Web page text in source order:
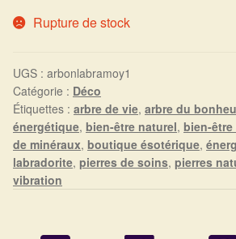
Déco
Cadeaux de naissance
Ésotérisme : les pratiques spirituelles
Rupture de stock
UGS : arbonlabramoy1
Catégorie : Déco
Étiquettes : arbre de vie, arbre du
énergétique, bien-être naturel, bien-
de minéraux, boutique ésotérique,
labradorite, pierres de soins, pierres
vibration